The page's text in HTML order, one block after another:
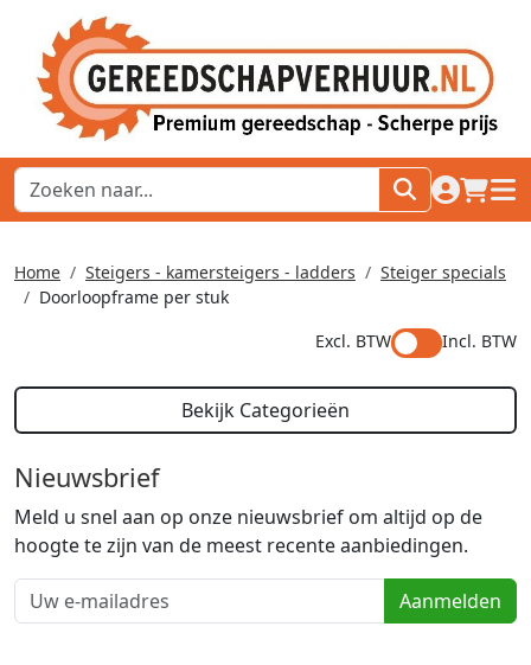
naar
Home Steigers - kamersteigers - ladders
Steiger specials
Doorloopframe per stuk
Excl. BTW
Incl. BTW
Bekijk Categorieën
Nieuwsbrief
Meld u snel aan op onze nieuwsbrief om altijd op de
hoogte te zijn van de meest recente aanbiedingen.
Aanmelden